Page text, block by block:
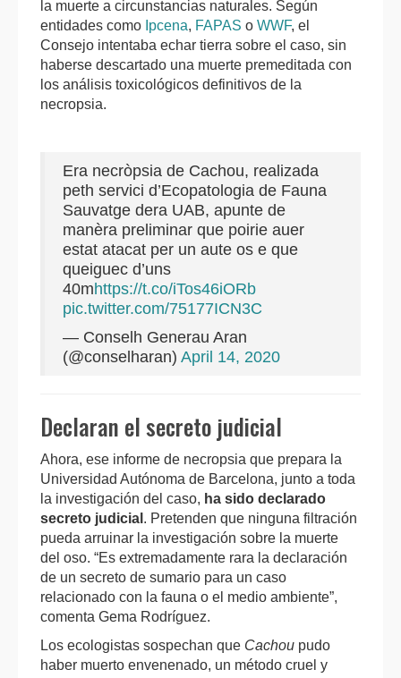
la muerte a circunstancias naturales. Según
entidades como Ipcena, FAPAS o WWF, el
Consejo intentaba echar tierra sobre el caso, sin
haberse descartado una muerte premeditada con
los análisis toxicológicos definitivos de la
necropsia.
Era necròpsia de Cachou, realizada
peth servici d’Ecopatologia de Fauna
Sauvatge dera UAB, apunte de
manèra preliminar que poirie auer
estat atacat per un aute os e que
queiguec d’uns
40mhttps://t.co/iTos46iORb
pic.twitter.com/75177ICN3C
— Conselh Generau Aran
(@conselharan) April 14, 2020
Declaran el secreto judicial
Ahora, ese informe de necropsia que prepara la
Universidad Autónoma de Barcelona, junto a toda
la investigación del caso, ha sido declarado
secreto judicial . Pretenden que ninguna filtración
pueda arruinar la investigación sobre la muerte
del oso. “Es extremadamente rara la declaración
de un secreto de sumario para un caso
relacionado con la fauna o el medio ambiente”,
comenta Gema Rodríguez.
Los ecologistas sospechan que Cachou pudo
haber muerto envenenado, un método cruel y